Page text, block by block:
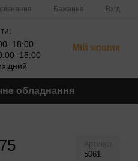
Бажання Вхід
Мій кошик
обладнання
5061